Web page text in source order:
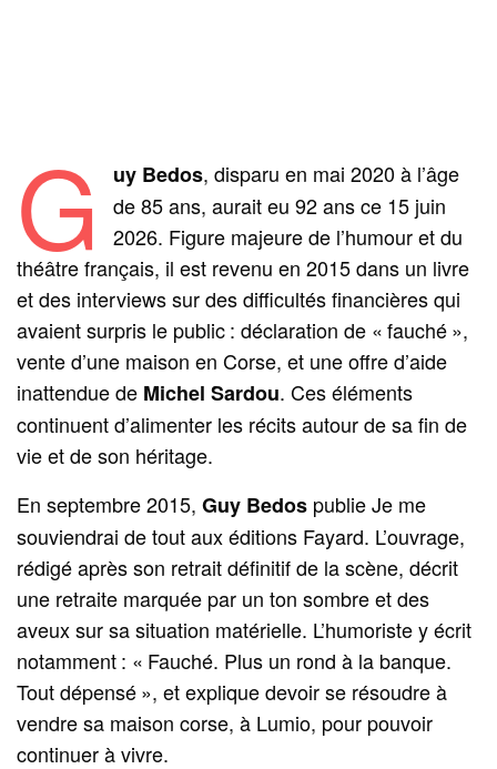
G uy Bedos, disparu en mai 2020 à l’âge
de 85 ans, aurait eu 92 ans ce 15 juin
2026. Figure majeure de l’humour et du
théâtre français, il est revenu en 2015 dans un livre
et des interviews sur des difficultés financières qui
avaient surpris le public : déclaration de « fauché »,
vente d’une maison en Corse, et une offre d’aide
inattendue de Michel Sardou. Ces éléments
continuent d’alimenter les récits autour de sa fin de
vie et de son héritage.
En septembre 2015,Guy Bedos publie Je me
souviendrai de tout aux éditions Fayard. L’ouvrage,
rédigé après son retrait définitif de la scène, décrit
une retraite marquée par un ton sombre et des
aveux sur sa situation matérielle. L’humoriste y écrit
notamment : « Fauché. Plus un rond à la banque.
Tout dépensé », et explique devoir se résoudre à
vendre sa maison corse, à Lumio, pour pouvoir
continuer à vivre.